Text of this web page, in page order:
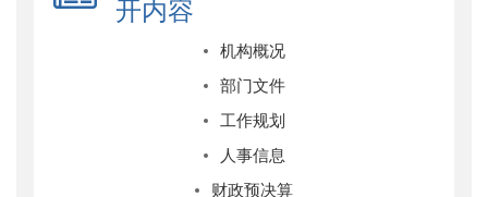
开内容
机构概况
部门文件
工作规划
人事信息
财政预决算